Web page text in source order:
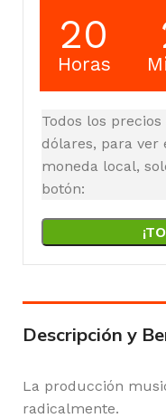
20
Horas
Todos los
dólares, para
moneda local,
botón:
Descripción y
La producción
radicalmente.